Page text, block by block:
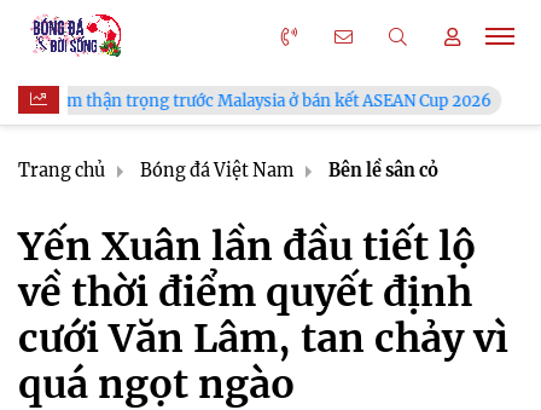
trước Malaysia ở bán kết ASEAN Cup 2026 VFF công bố
Trang chủ Bóng đá Việt Nam Bên lề sân cỏ
Yến Xuân lần đầu tiết lộ
về thời điểm quyết định
cưới Văn Lâm, tan chảy vì
quá ngọt ngào